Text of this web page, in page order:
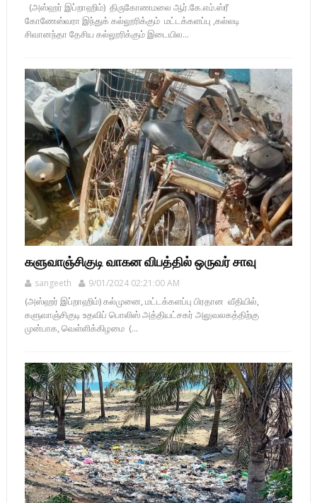
(அஸ்ஹர் இப்றாஹிம்) திருகோணமலை ஆர்.கே.எம்.ஸ்ரீ
கோணேஸ்வரா இந்துக் கல்லூரிக்கும் மட்டக்களப்பு ,கல்லடி
சிவானந்தா தேசிய கல்லூரிக்கும் இடையில...
களுவாஞ்சிகுடி வாகன விபத்தில் ஒருவர் சாவு
sangeeth 9/01/2024 02:21:00 AM
(அஸ்ஹர் இப்றாஹிம்) கல்முனை, மட்டக்களப்பு பிரதான வீதியில்,
களுவாஞ்சிகுடி உதவிப் பொலிஸ் அத்தியட்சகர் அலுவலகத்திற்கு
முன்பாக, வெள்ளிக்கிழமை (...